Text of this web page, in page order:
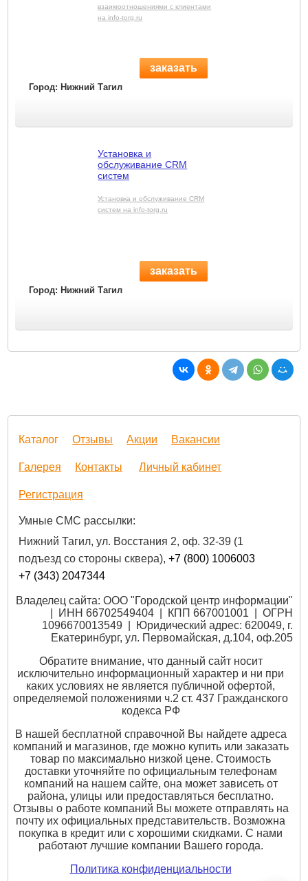
Город: Нижний Тагил
заказать
взаимоотношениями с клиентами
на info-torg.ru
Город: Нижний Тагил
заказать
Установка и
обслуживание CRM
систем
Установка и обслуживание CRM
систем на info-torg.ru
Каталог Отзывы Акции Вакансии
Галерея Контакты Личный кабинет
Регистрация
Умные СМС рассылки:
Нижний Тагил, ул. Восстания 2, оф. 32-39 (1
подъезд со стороны сквера),+7 (800) 1006003
+7 (343) 2047344
Владелец сайта: ООО "Городской центр информации"
| ИНН 66702549404 | КПП 667001001 | ОГРН
1096670013549 | Юридический адрес: 620049, г.
Екатеринбург, ул. Первомайская, д.104, оф.205
Обратите внимание, что данный сайт носит
исключительно информационный характер и ни при
каких условиях не является публичной офертой,
определяемой положениями ч.2 ст. 437 Гражданского
кодекса РФ
В нашей бесплатной справочной Вы найдете адреса
компаний и магазинов, где можно купить или заказать
товар по максимально низкой цене. Стоимость
доставки уточняйте по официальным телефонам
компаний на нашем сайте, она может зависеть от
района, улицы или предоставляться бесплатно.
Отзывы о работе компаний Вы можете отправлять на
почту их официальных представительств. Возможна
покупка в кредит или с хорошими скидками. С нами
работают лучшие компании Вашего города.
Политика конфиденциальности